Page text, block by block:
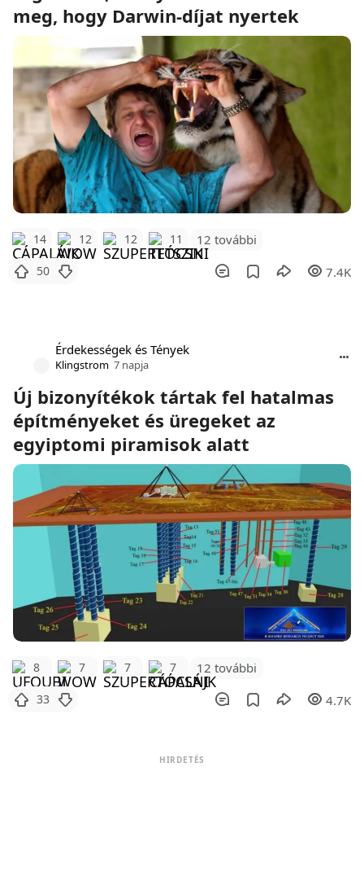
meg, hogy Darwin-díjat nyertek
14 12 12 11 12 további
50 7.4K
Érdekességek és Tények
Klingstrom 7 napja
Új bizonyítékok tártak fel hatalmas
építményeket és üregeket az
egyiptomi piramisok alatt
8 7 7 7 12 további
33 4.7K
HIRDETÉS